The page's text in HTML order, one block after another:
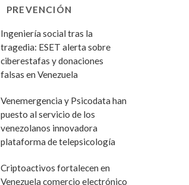
PREVENCIÓN
Ingeniería social tras la
tragedia: ESET alerta sobre
ciberestafas y donaciones
falsas en Venezuela
Venemergencia y Psicodata han
puesto al servicio de los
venezolanos innovadora
plataforma de telepsicología
Criptoactivos fortalecen en
Venezuela comercio electrónico